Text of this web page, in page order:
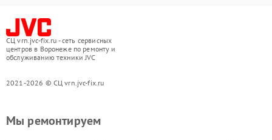
СЦ vrn.jvc-fix.ru - сеть сервисных
центров в Воронеже по ремонту и
обслуживанию техники JVC
2021-2026 © СЦ vrn.jvc-fix.ru
Мы ремонтируем